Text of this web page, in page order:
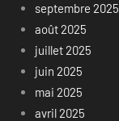
septembre 2025
août 2025
juillet 2025
juin 2025
mai 2025
avril 2025